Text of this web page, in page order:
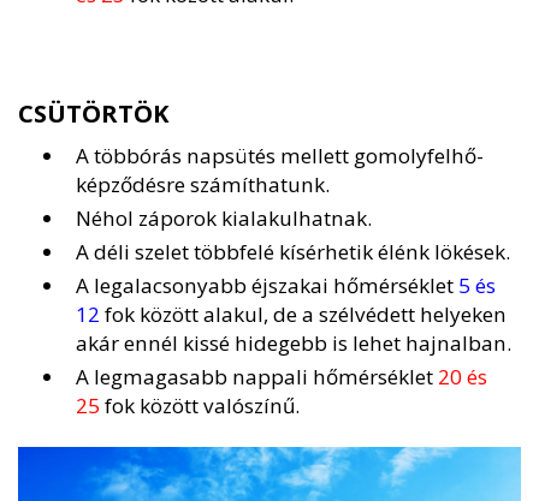
CSÜTÖRTÖK
A többórás napsütés mellett gomolyfelhő-
képződésre számíthatunk.
Néhol záporok kialakulhatnak.
A déli szelet többfelé kísérhetik élénk lökések.
A legalacsonyabb éjszakai hőmérséklet 5 és
12 fok között alakul, de a szélvédett helyeken
akár ennél kissé hidegebb is lehet hajnalban.
A legmagasabb nappali hőmérséklet 20 és
25 fok között valószínű.